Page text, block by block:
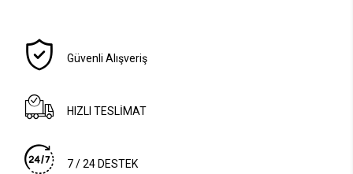
Güvenli Alışveriş
HIZLI TESLİMAT
7 / 24 DESTEK